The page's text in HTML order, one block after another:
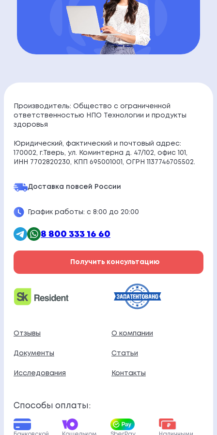
Производитель: Общество с ограниченной
ответственностью НПО Технологии и продукты
здоровья
Юридический, фактический и почтовый адрес:
170002, г.Тверь, ул. Коминтерна д. 47/102, офис 101,
ИНН 7702820230, КПП 695001001, ОГРН 1137746705502.
Доставка повсей России
График работы: с 8:00 до 20:00
8 800 333 16 60
Получить консультацию
Отзывы О компании
Документы Статьи
Исследования Контакты
Способы оплаты: